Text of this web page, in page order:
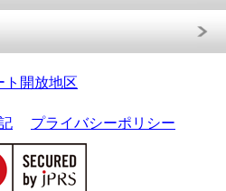
ト開放地区
プライバシーポリシー